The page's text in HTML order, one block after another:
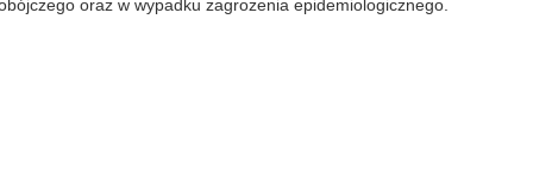
oraz w wypadku zagrożenia epidemiologicznego.